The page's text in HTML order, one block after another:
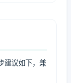
建议如下，兼